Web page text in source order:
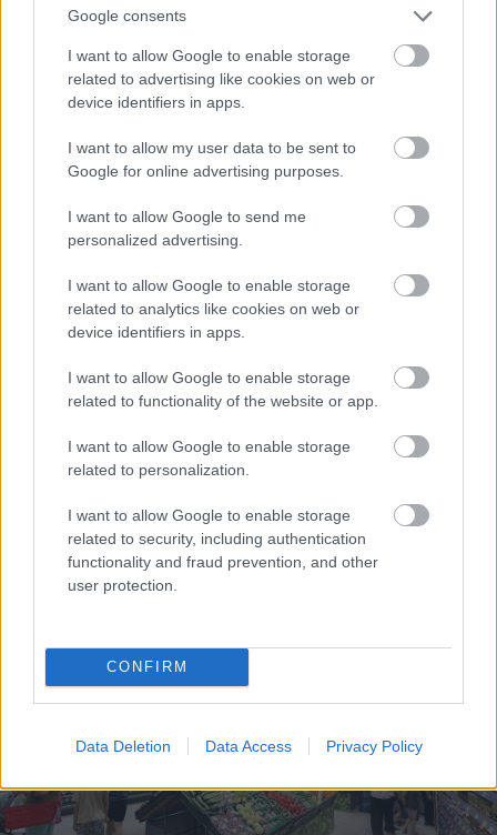
Google consents
I want to allow Google to enable storage
related to advertising like cookies on web or
device identifiers in apps.
I want to allow my user data to be sent to
Google for online advertising purposes.
I want to allow Google to send me
personalized advertising.
I want to allow Google to enable storage
related to analytics like cookies on web or
device identifiers in apps.
I want to allow Google to enable storage
related to functionality of the website or app.
I want to allow Google to enable storage
related to personalization.
I want to allow Google to enable storage
related to security, including authentication
functionality and fraud prevention, and other
user protection.
CONFIRM
Data Deletion Data Access Privacy Policy
“Man pat neomulīgi
palika!” Sēņotāja mežā
uziet ļoti biedējošu vietu
Pierīgā notikusi smaga
šoferiem aizbēdzis no
notikuma vietas
Didrihsone atklāti par
laiku pēc dēla
piedzimšanas
Atcelt Ziņot